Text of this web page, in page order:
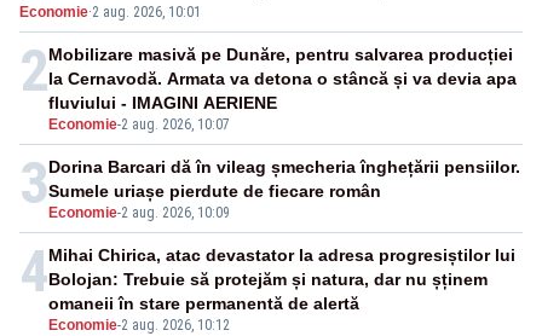
pensii
Economie·2 aug. 2026, 10:01
2
Economie-2 aug. 2026, 10:07
Mobilizare masivă pe Dunăre, pentru salvarea producției
la Cernavodă. Armata va detona o stâncă și va devia apa
fluviului - IMAGINI AERIENE
3 Economie-2 aug. 2026, 10:09
Dorina Barcari dă în vileag șmecheria înghețării pensiilor.
Sumele uriașe pierdute de fiecare român
4
Economie-2 aug. 2026, 10:12
Mihai Chirica, atac devastator la adresa progresiștilor lui
Bolojan: Trebuie să protejăm și natura, dar nu șținem
omaneii în stare permanentă de alertă